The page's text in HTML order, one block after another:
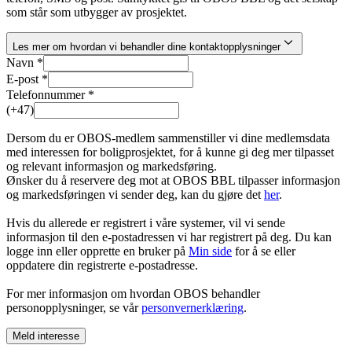
som står som utbygger av prosjektet.
Les mer om hvordan vi behandler dine kontaktopplysninger
Navn *
E-post *
Telefonnummer *
(+47)
Dersom du er OBOS-medlem sammenstiller vi dine medlemsdata
med interessen for boligprosjektet, for å kunne gi deg mer tilpasset
og relevant informasjon og markedsføring.
Ønsker du å reservere deg mot at OBOS BBL tilpasser informasjon
og markedsføringen vi sender deg, kan du gjøre dether.
Hvis du allerede er registrert i våre systemer, vil vi sende
informasjon til den e-postadressen vi har registrert på deg. Du kan
logge inn eller opprette en bruker på Min side for å se eller
oppdatere din registrerte e-postadresse.
For mer informasjon om hvordan OBOS behandler
personopplysninger, se vårpersonvernerklæring.
Meld interesse